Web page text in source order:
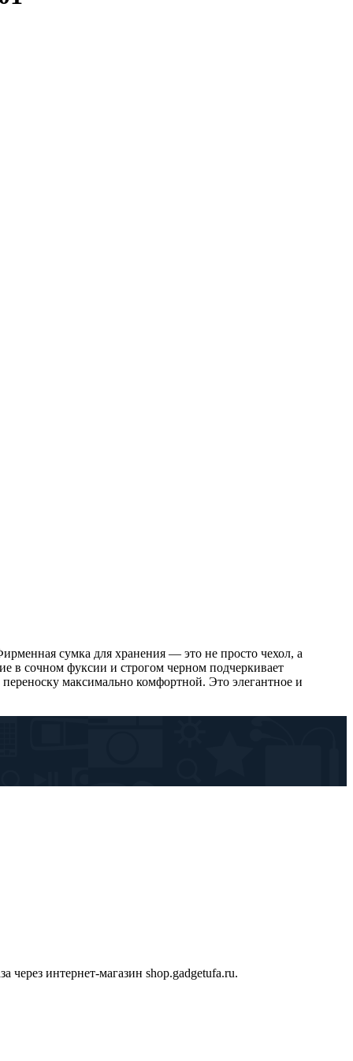
сумка для хранения — это не просто чехол, а
в сочном фуксии и строгом черном подчеркивает
максимально комфортной. Это элегантное и
интернет-магазин shop.gadgetufa.ru.